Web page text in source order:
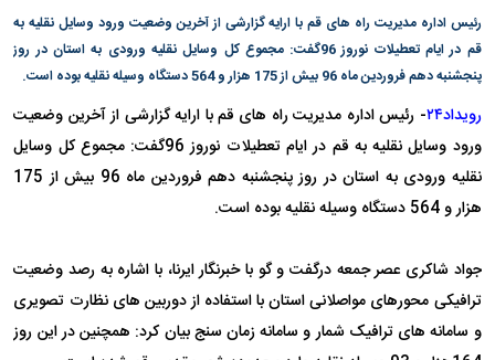
رئیس اداره مدیریت راه های قم با ارایه گزارشی از آخرین وضعیت ورود وسایل نقلیه به
قم در ایام تعطیلات نوروز 96گفت: مجموع کل وسایل نقلیه ورودی به استان در روز
پنجشنبه دهم فروردین ماه 96 بیش از 175 هزار و 564 دستگاه وسیله نقلیه بوده است.
رویداد۲۴
- رئیس اداره مدیریت راه های قم با ارایه گزارشی از آخرین وضعیت
ورود وسایل نقلیه به قم در ایام تعطیلات نوروز 96گفت: مجموع کل وسایل
نقلیه ورودی به استان در روز پنجشنبه دهم فروردین ماه 96 بیش از 175
هزار و 564 دستگاه وسیله نقلیه بوده است.
جواد شاکری عصر جمعه درگفت و گو با خبرنگار ایرنا، با اشاره به رصد وضعیت
ترافیکی محورهای مواصلانی استان با استفاده از دوربین های نظارت تصویری
و سامانه های ترافیک شمار و سامانه زمان سنج بیان کرد: همچنین در این روز